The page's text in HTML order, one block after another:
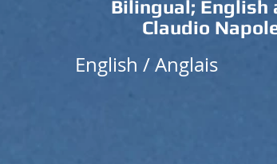
Bilingual; English
Claudio
English / Anglais